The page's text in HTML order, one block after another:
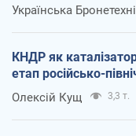
Українська
КНДР як
етап російсько-
Олексій Кущ 3,3 т.